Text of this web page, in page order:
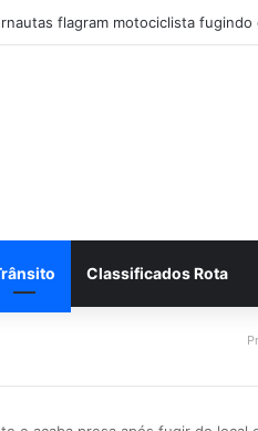
flagram motociclista fugindo
Classificados Rota